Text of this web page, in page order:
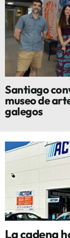
Santiago
museo de
galegos
La cadena